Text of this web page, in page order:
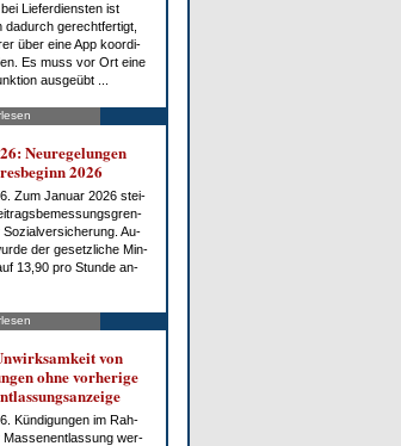
Lie­fer­diens­ten ist
da­durch ge­recht­fer­tigt,
über ei­ne App ko­or­di­
Es muss vor Ort ei­ne
aus­ge­übt ...
Neu­re­ge­lun­gen
2026
Zum Ja­nu­ar 2026 stei­
So­zi­al­ver­si­che­rung. Au­
der ge­setz­li­che Min­
13,90 pro St­un­de an­
von
oh­ne vor­he­ri­ge
Kün­di­gun­gen im Rah­
Mas­sen­ent­las­sung wer­